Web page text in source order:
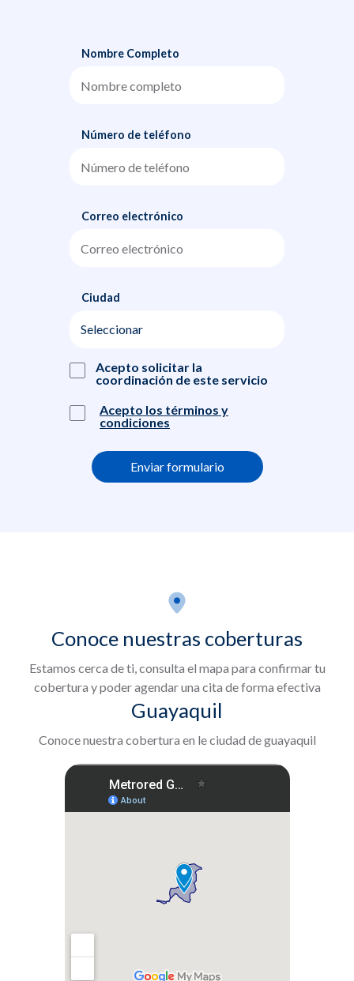
Nombre Completo
Número de teléfono
Correo electrónico
Ciudad
Acepto solicitar la
coordinación de este servicio
Acepto los términos y
condiciones
Conoce nuestras coberturas
Estamos cerca de ti, consulta el mapa para confirmar tu
cobertura y poder agendar una cita de forma efectiva
Guayaquil
Conoce nuestra cobertura en le ciudad de guayaquil